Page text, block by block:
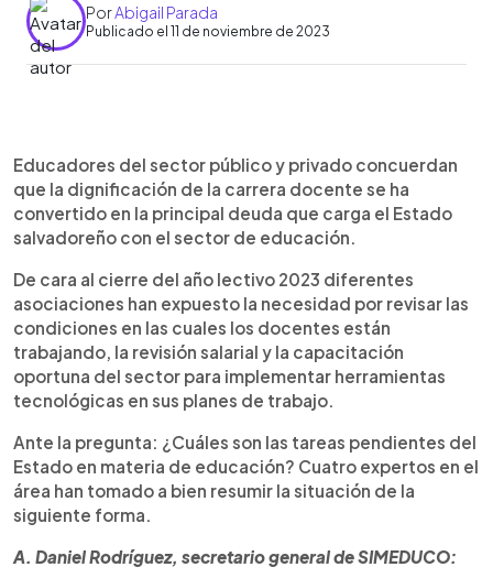
PorAbigail Parada
Publicado el 11 de noviembre de 2023
► Escuchar artículo
Educadores del sector público y privado concuerdan
que la dignificación de la carrera docente se ha
convertido en la principal deuda que carga el Estado
salvadoreño con el sector de educación.
De cara al cierre del año lectivo 2023 diferentes
asociaciones han expuesto la necesidad por revisar las
condiciones en las cuales los docentes están
trabajando, la revisión salarial y la capacitación
oportuna del sector para implementar herramientas
tecnológicas en sus planes de trabajo.
Ante la pregunta: ¿Cuáles son las tareas pendientes del
Estado en materia de educación? Cuatro expertos en el
área han tomado a bien resumir la situación de la
siguiente forma.
A. Daniel Rodríguez, secretario general de SIMEDUCO: